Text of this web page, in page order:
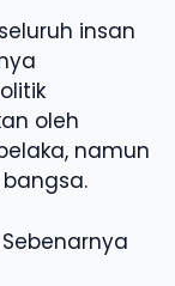
insan
oleh
namun